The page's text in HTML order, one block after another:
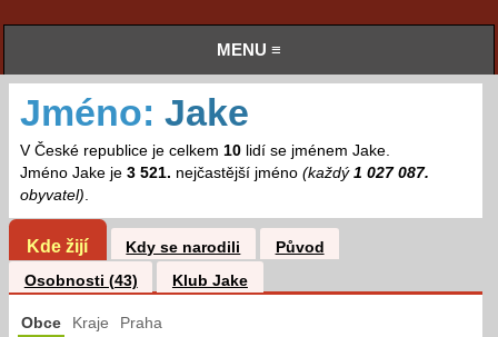
MENU ≡
Jméno: Jake
V České republice je celkem 10lidí se jménem Jake.
Jméno Jake je 3 521. nejčastější jméno (každý 1 027 087.
obyvatel).
Kde žijí Kdy se narodili
Původ
Osobnosti (43)
Klub Jake
Obce Kraje Praha